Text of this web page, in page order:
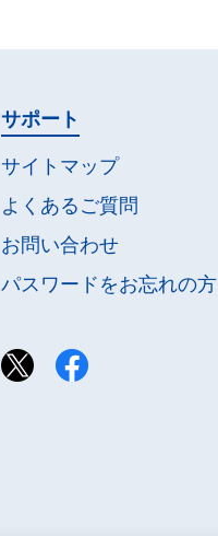
サポート
サイトマップ
よくあるご質問
お問い合わせ
パスワードをお忘れの方